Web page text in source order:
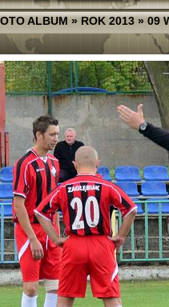
ALBUM»ROK 2013»09